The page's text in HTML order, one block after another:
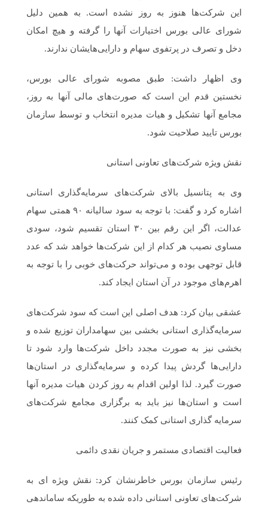
این شرکت‌ها هنوز به روز نشده است. به همین دلیل
شورای عالی بورس اختیارات آنها را گرفته و هیچ امکان
دخل و تصرف در پرتفوی سهام و دارایی‌هایشان ندارند.
وی اظهار داشت: طبق مصوبه شورای عالی بورس،
نخستین قدم این است که صورت‌های مالی آنها به روز،
مجامع آنها تشکیل و هیات مدیره انتخاب و توسط سازمان
بورس تایید صلاحیت شود.
نقش ویژه شرکت‌های تعاونی استانی
وی به پتانسیل بالای شرکت‌های سرمایه‌گذاری استانی
اشاره کرد و گفت: با توجه به سود سالیانه ۹۰ همتی سهام
عدالت، اگر این رقم بین ۳۰ استان تقسیم شود، سودی
مساوی نصیب هر کدام از این شرکت‌ها خواهد شد که عدد
قابل توجهی بوده و می‌تواند حرکت‌های خوبی را با توجه به
اهرم‌های موجود در آن استان ایجاد کند.
عشقی بیان کرد: هدف اصلی این است که سود شرکت‌های
سرمایه‌گذاری استانی بخشی بین سهامداران توزیع شده و
بخشی نیز به صورت مجدد داخل شرکت‌ها وارد شود تا
دارایی‌ها گردش پیدا کرده و سرمایه‌گذاری در استان‌ها
صورت گیرد. لذا اولین اقدام به روز کردن هیات مدیره آنها
است و استان‌ها نیز باید به برگزاری مجامع شرکت‌های
سرمایه گذاری استانی کمک کنند.
فعالیت اقتصادی مستمر و جریان نقدی دائمی
رئیس سازمان بورس خاطرنشان کرد: نقش ویژه ای به
شرکت‌های تعاونی استانی داده شده به طوریکه ساماندهی